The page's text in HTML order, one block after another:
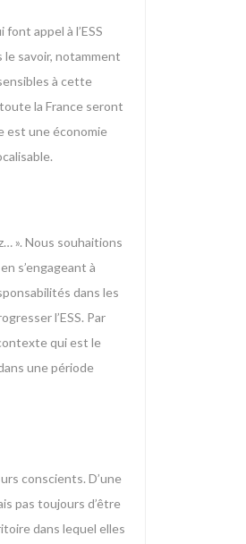
appel à l’ESS
le savoir, notamment
à cette
la France seront
est une économie
». Nous souhaitions
s’engageant à
dans les
l’ESS. Par
qui est le
une période
conscients. D’une
pas toujours d’être
dans lequel elles